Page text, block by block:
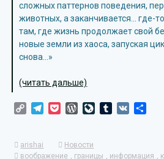
сложных паттернов поведения,
животных, а заканчивается… где-
там, где жизнь продолжает свой
новые земли из хаоса, запуская
снова…»
(читать дальше)
Copy TelegramPocketWordPress
LiveJournal
Tumblr
VK
arishai
Новости
воображение , границы , информация ,